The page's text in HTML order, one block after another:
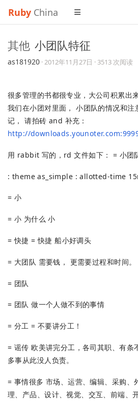
Ruby China
其他 小团队特征
as181920 ·2012年11月27日 · 3513 次阅读
很多管理的书都很专业，大公司积累出
我们在小团对里面， 小团队的情况和注
记， 请拍砖 and 补充：
http://
用 rabbit 写的，rd 文件如下： = 小团
: theme as_simple : allotted-time
= 小
= 小 为什么 小
= 快捷 = 快捷 船小好调头
= 大团队 需要钱， 更需要过程和时间。
= 团队
= 团队 做一个人做不到的事情
= 分工 = 不要讲分工！
= 谣传 欧美讲完分工，各司其职、有条
多事从此没人负责。
= 事情很多 市场、运营、编辑、采购、
理、产品、设计、视觉、交互、前端、